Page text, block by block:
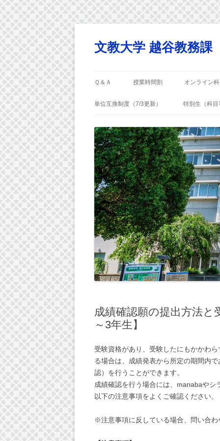
テ
ン
ツ
ッ
文教大学 越谷教務課
Ｑ＆Ａ 授業時間割 オンライン
単位互換制度（7/3更新） 特別生（科
成績確認願の提出方法と
～3年生】
受験資格があり、受験したにもかかわ
る場合は、成績発表から所定の期間内
認）を行うことができます。
成績確認を行う場合には、manabaや
以下の注意事項をよくご確認ください。
※注意事項に反している場合、問い合